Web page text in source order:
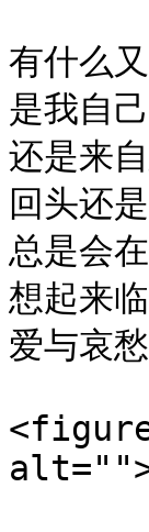
有什么
是我自
还是来
回头还
总是会
想起来
爱与哀愁